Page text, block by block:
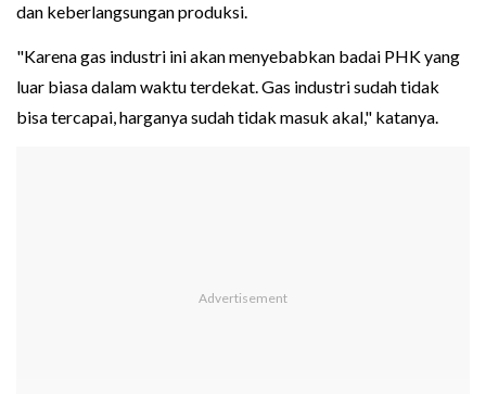
dan keberlangsungan produksi.
"Karena gas industri ini akan menyebabkan badai PHK yang
luar biasa dalam waktu terdekat. Gas industri sudah tidak
bisa tercapai, harganya sudah tidak masuk akal," katanya.